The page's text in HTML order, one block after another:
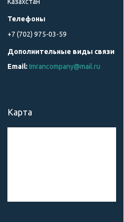
+7 (702) 975-03-59
Imrancompany@mail.ru
Карта